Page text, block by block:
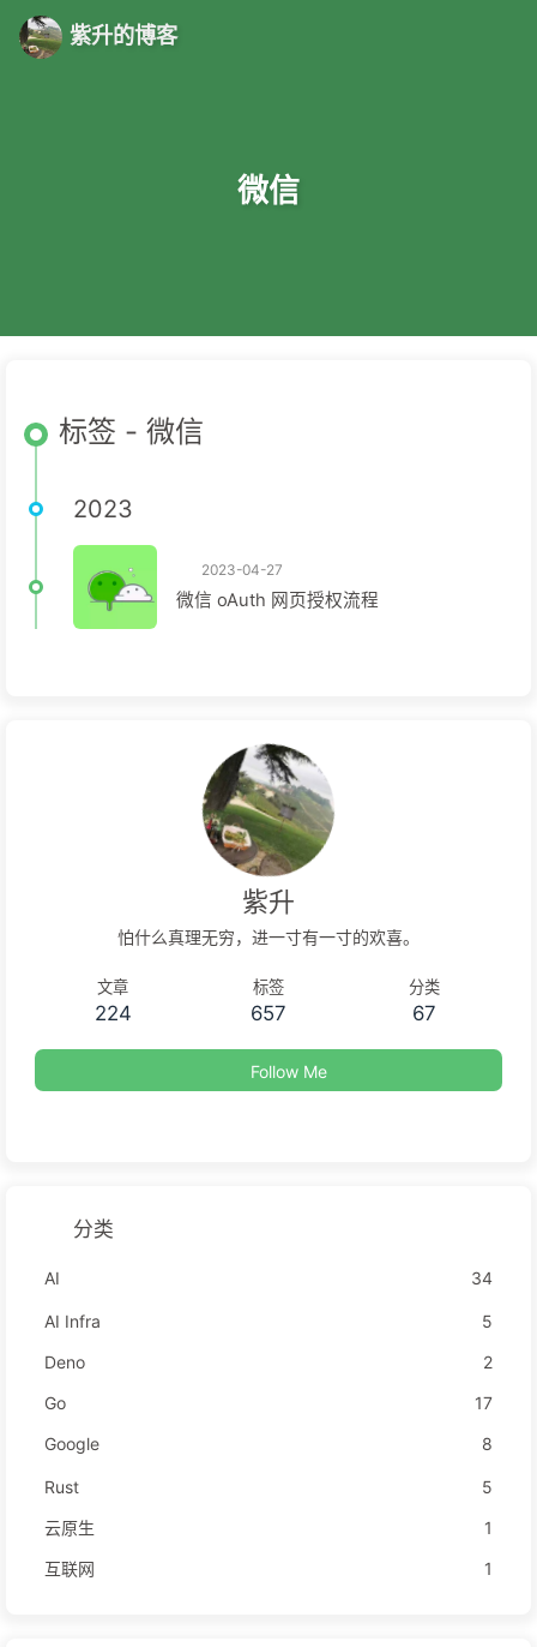
紫升的博客
微信
标签 - 微信
2023
2023-04-27
微信 oAuth 网页授权流程
紫升
怕什么真理无穷，进一寸有一寸的欢喜。
文章
224
标签
657
分类
67
Follow Me
分类
AI 34
AI Infra
5
Deno
2
Go
17
Google
8
Rust
5
云原生
1
互联网
1